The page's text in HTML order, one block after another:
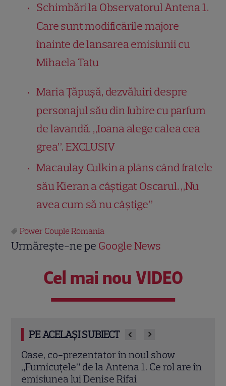
Schimbări la Observatorul Antena 1.
Care sunt modificările majore
înainte de lansarea emisiunii cu
Mihaela Tatu
Maria Țăpușă, dezvăluiri despre
personajul său din Iubire cu parfum
de lavandă. „Ioana alege calea cea
grea”. EXCLUSIV
Macaulay Culkin a plâns când fratele
său Kieran a câștigat Oscarul. „Nu
avea cum să nu câștige”
Power Couple Romania
Urmărește-ne pe Google News
Cel mai nou VIDEO
PE ACELAȘI SUBIECT
Istoria s-a schimbat în Sezonul 3!
Secretul cuplurilor care au demonstrat
că iubirea e mai puternică decât